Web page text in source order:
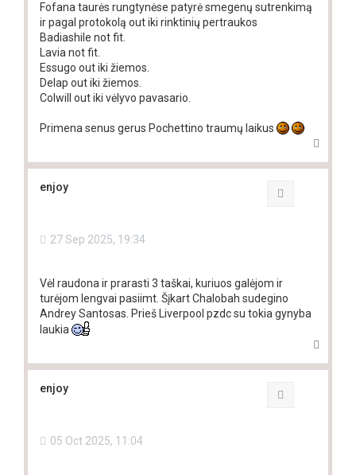
Fofana taurės rungtynėse patyrė smegenų sutrenkimą
ir pagal protokolą out iki rinktinių pertraukos
Badiashile not fit.
Lavia not fit.
Essugo out iki žiemos.
Delap out iki žiemos.
Colwill out iki vėlyvo pavasario.
Primena senus gerus Pochettino traumų laikus
p
enjoy
27 Sep 2025, 19:34
Vėl raudona ir prarasti 3 taškai, kuriuos galėjom ir
turėjom lengvai pasiimt. Šįkart Chalobah sudegino
Andrey Santosas. Prieš Liverpool pzdc su tokia gynyba
laukia
p
enjoy
05 Oct 2025, 11:04